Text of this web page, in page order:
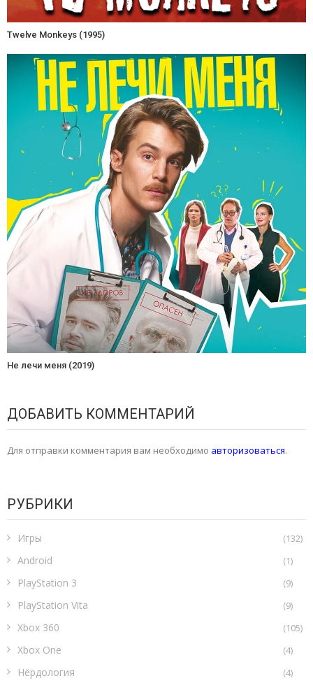
Twelve Monkeys (1995)
Не лечи меня (2019)
ДОБАВИТЬ КОММЕНТАРИЙ
Для отправки комментария вам необходимо авторизоваться.
РУБРИКИ
Игры (132)
Android (1)
PlayStation 3 (9)
PlayStation Vita (9)
Xbox 360 (105)
Xbox One (4)
Нёрдология (4)